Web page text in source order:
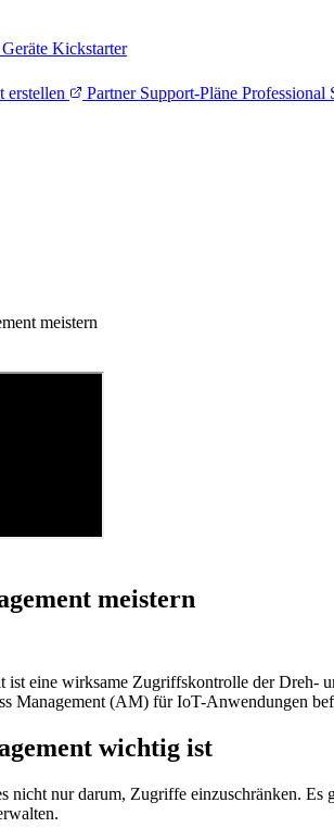
Kickstarter
erstellen Partner Support-Pläne Professional
meistern
meistern
ist eine wirksame Zugriffskontrolle der Dreh-
Management (AM) für IoT-Anwendungen
wichtig ist
nicht nur darum, Zugriffe einzuschränken.